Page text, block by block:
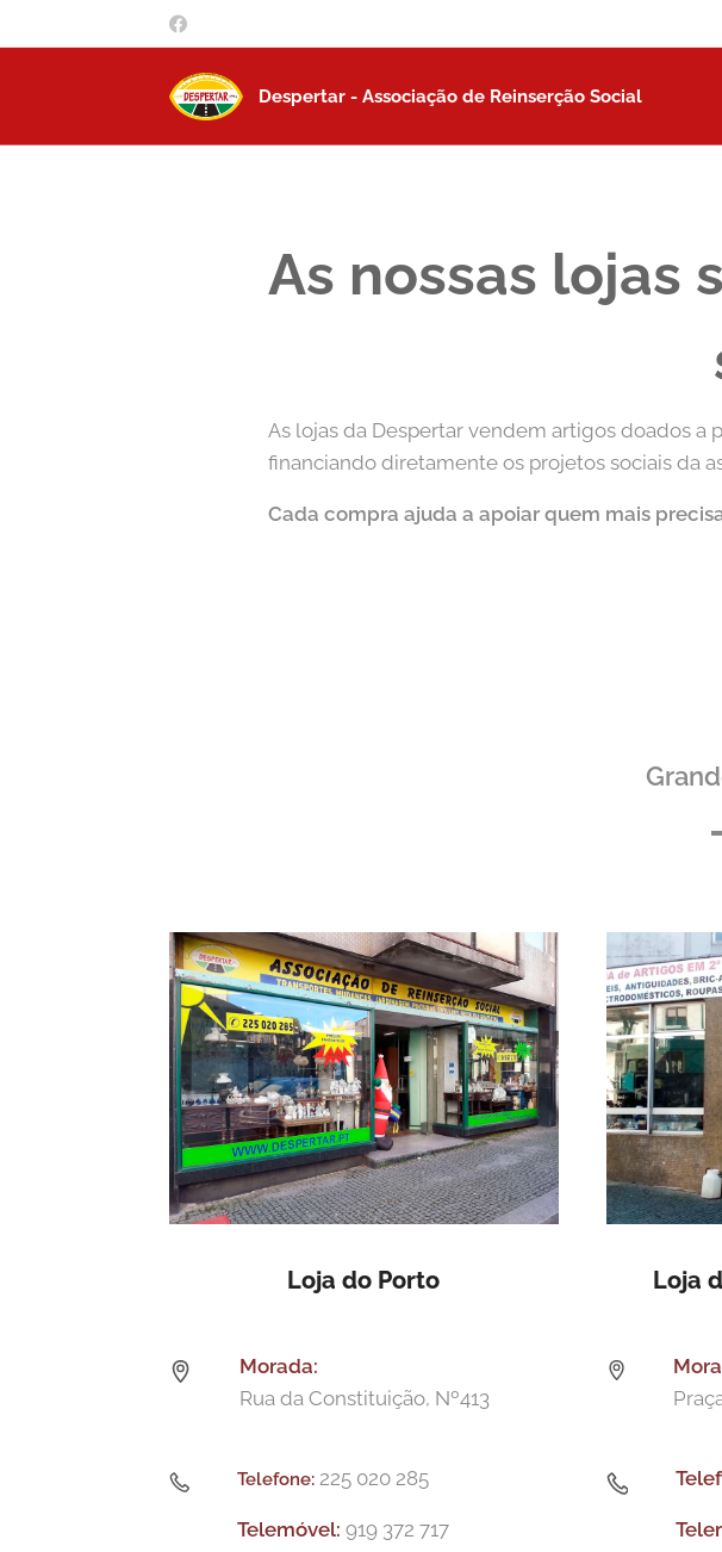
Despertar - Associação de Reinserção Social
As nossas lojas
As lojas da Despertar vendem artigos doados a
financiando diretamente os projetos sociais da
Cada compra ajuda a apoiar quem mais
Loja do Porto
Morada:
Rua da Constituição, Nº413
Telefone: 225 020 285
Telemóvel: 919 372 717
Loja